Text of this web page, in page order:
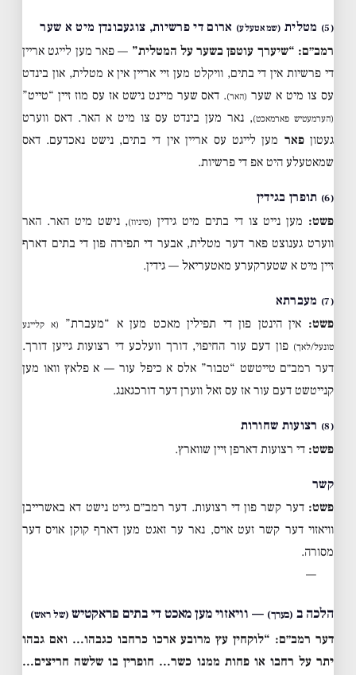
(5) מטלית (שמאטעלע) ארום די פרשיות, צוגעבונדן מיט א שער
רמב״ם: “שיערך עוטפן בשער על המטלית” — פאר מען לייגט אריין
די פרשיות אין די בתים, וויקלט מען זיי אריין אין א מטלית, און בינדט
עס צו מיט א שער (האר). דאס שער מיינט נישט אז עס מוז זיין “טייט”
(הערמעטיש פארמאכט), נאר מען בינדט עס צו מיט א האר. דאס ווערט
געטוןפאר מען לייגט עס אריין אין די בתים, נישט נאכדעם. דאס
שמאטעלע היט אפ די פרשיות.
(6)
תופרן בגידין
פשט: מען נייט צו די בתים מיט גידין (סיניוז), נישט מיט האר. האר
ווערט גענוצט פאר דער מטלית, אבער די תפירה פון די בתים דארף
זיין מיט א שטערקערע מאטעריאל — גידין.
(7)
מעברתא
פשט: אין הינטן פון די תפילין מאכט מען א “מעברת”
(א קליינע
טונעל/לאך) פון דעם עור החיפוי, דורך וועלכע די רצועות גייען דורך.
דער רמב״ם טייטשט “טבור” אלס א כיפל עור — א פלאץ וואו מען
קנייטשט דעם עור אז עס זאל ווערן דער דורכגאנג.
(8)
רצועות שחורות
פשט: די רצועות דארפן זיין שווארץ.
קשר
פשט: דער קשר פון די רצועות. דער רמב״ם גייט נישט דא באשרייבן
וויאזוי דער קשר זעט אויס, נאר ער זאגט מען דארף קוקן אויס דער
מסורה.
—
הלכה ב (בערך) — וויאזוי מען מאכט די בתים פראקטיש (של ראש)
דער רמב״ם: “לוקחין עץ מרובע ארכו כרחבו כגבהו… ואם גבהו
יתר על רחבו או פחות ממנו כשר… חופרין בו שלשה חריצים…